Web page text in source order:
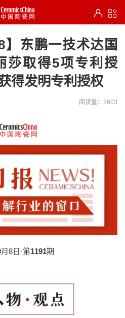
】东鹏一技术达国
莎取得5项专利授
得发明专利授权
阅读量：2603
8日·第1191期